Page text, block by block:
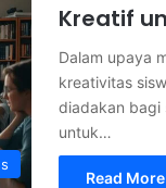
Kreatif
Dalam upaya
kreativitas
diadakan bagi
untuk…
Read